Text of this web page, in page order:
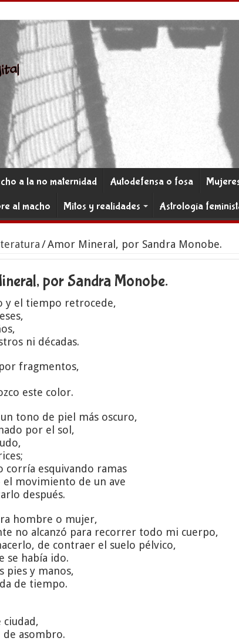
a la no maternidad Autodefensa o fosa
al macho
Mitos y realidades Astrología
/Amor Mineral, por Sandra Monobe.
por Sandra Monobe.
y el tiempo retrocede,
ni décadas.
fragmentos,
este color.
un tono de piel más oscuro,
por el sol,
corría esquivando ramas
el movimiento de un ave
después.
hombre o mujer,
no alcanzó para recorrer todo mi cuerpo,
de contraer el suelo pélvico,
se había ido.
pies y manos,
de tiempo.
de asombro.